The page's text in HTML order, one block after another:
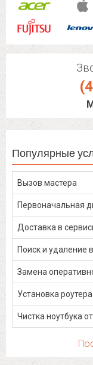
Популярные
Вызов мастера
Первоначальная
Доставка в
Поиск и удаление
Замена
Установка роутера
Чистка ноутбука